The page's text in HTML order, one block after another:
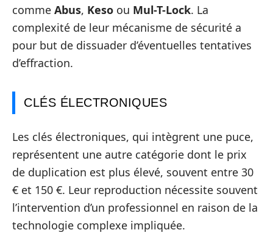
comme Abus, Keso ou Mul-T-Lock. La
complexité de leur mécanisme de sécurité a
pour but de dissuader d’éventuelles tentatives
d’effraction.
CLÉS ÉLECTRONIQUES
Les clés électroniques, qui intègrent une puce,
représentent une autre catégorie dont le prix
de duplication est plus élevé, souvent entre 30
€ et 150 €. Leur reproduction nécessite souvent
l’intervention d’un professionnel en raison de la
technologie complexe impliquée.